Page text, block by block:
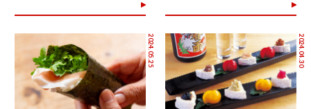
2024.05.25 2024.04.30